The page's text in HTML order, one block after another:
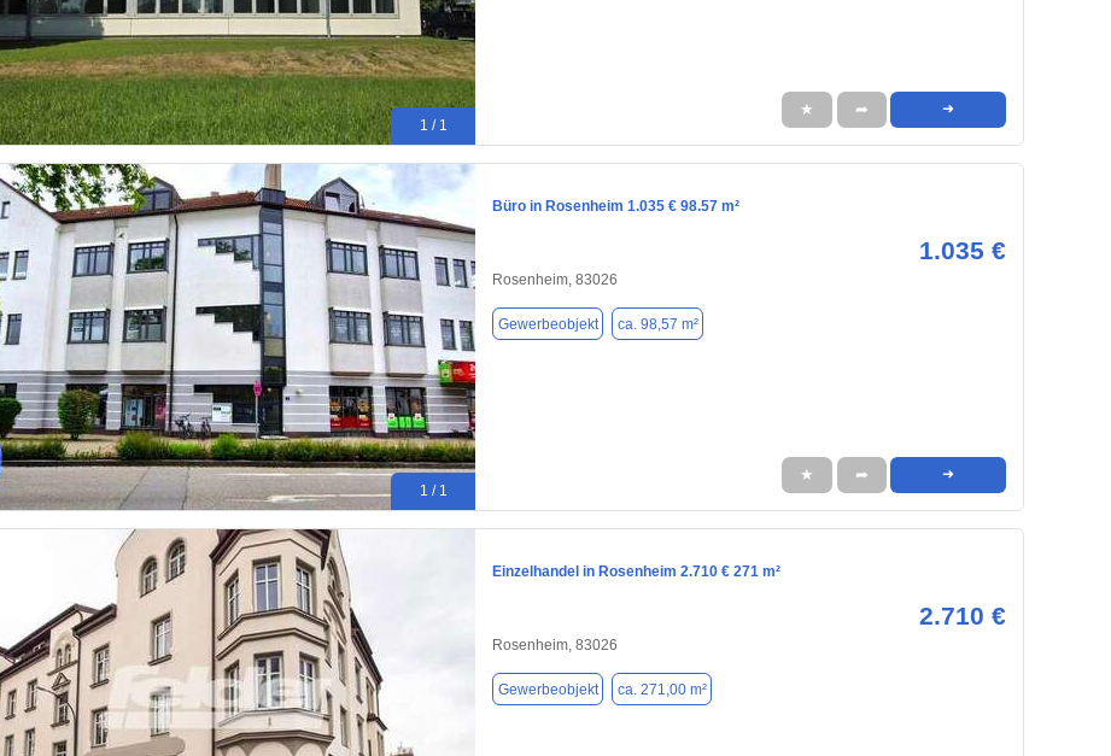
1 / 1
★ ➦ ➜
1 / 1
Büro in Rosenheim 1.035 € 98.57 m²
1.035 €
Rosenheim, 83026
Gewerbeobjekt ca. 98,57 m²
★ ➦ ➜
Einzelhandel in Rosenheim 2.710 € 271 m²
2.710 €
Rosenheim, 83026
Gewerbeobjekt ca. 271,00 m²